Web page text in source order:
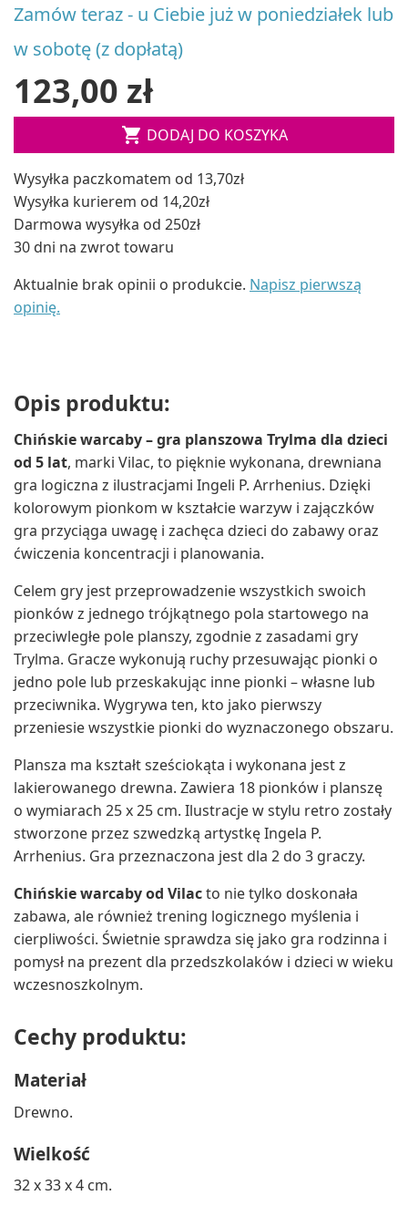
Zamów teraz - u Ciebie już w poniedziałek lub
w sobotę (z dopłatą)
123,00 zł
 DODAJ DO KOSZYKA
Wysyłka paczkomatem od 13,70zł
Wysyłka kurierem od 14,20zł
Darmowa wysyłka od 250zł
30 dni na zwrot towaru
Aktualnie brak opinii o produkcie. Napisz pierwszą
opinię.
Opis produktu:
Chińskie warcaby – gra planszowa Trylma dla dzieci
od 5 lat, marki Vilac, to pięknie wykonana, drewniana
gra logiczna z ilustracjami Ingeli P. Arrhenius. Dzięki
kolorowym pionkom w kształcie warzyw i zajączków
gra przyciąga uwagę i zachęca dzieci do zabawy oraz
ćwiczenia koncentracji i planowania.
Celem gry jest przeprowadzenie wszystkich swoich
pionków z jednego trójkątnego pola startowego na
przeciwległe pole planszy, zgodnie z zasadami gry
Trylma. Gracze wykonują ruchy przesuwając pionki o
jedno pole lub przeskakując inne pionki – własne lub
przeciwnika. Wygrywa ten, kto jako pierwszy
przeniesie wszystkie pionki do wyznaczonego obszaru.
Plansza ma kształt sześciokąta i wykonana jest z
lakierowanego drewna. Zawiera 18 pionków i planszę
o wymiarach 25 x 25 cm. Ilustracje w stylu retro zostały
stworzone przez szwedzką artystkę Ingela P.
Arrhenius. Gra przeznaczona jest dla 2 do 3 graczy.
Chińskie warcaby od Vilacto nie tylko doskonała
zabawa, ale również trening logicznego myślenia i
cierpliwości. Świetnie sprawdza się jako gra rodzinna i
pomysł na prezent dla przedszkolaków i dzieci w wieku
wczesnoszkolnym.
Cechy produktu:
Materiał
Drewno.
Wielkość
32 x 33 x 4 cm.